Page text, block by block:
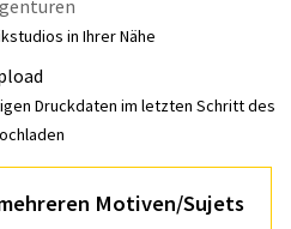
in Ihrer Nähe
Druckdaten im letzten Schritt des
Motiven/Sujets